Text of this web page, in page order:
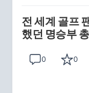
전 세계 골프
했던 명승부
0 0